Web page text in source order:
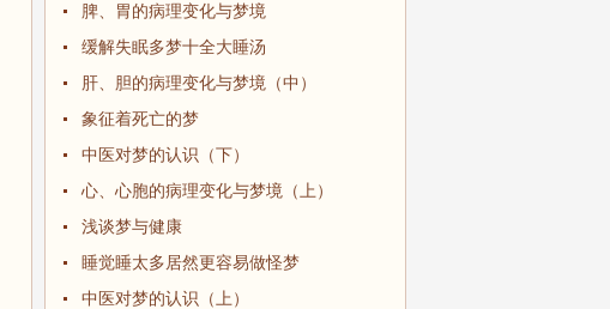
脾、胃的病理变化与梦境
缓解失眠多梦十全大睡汤
肝、胆的病理变化与梦境（中）
象征着死亡的梦
中医对梦的认识（下）
心、心胞的病理变化与梦境（上）
浅谈梦与健康
睡觉睡太多居然更容易做怪梦
中医对梦的认识（上）